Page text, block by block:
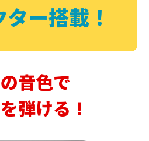
ー搭載！
音色で
弾ける！